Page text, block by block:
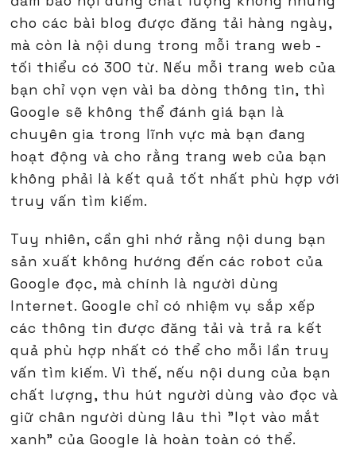
cho các bài blog được đăng tải hàng ngày,
mà còn là nội dung trong mỗi trang web -
tối thiểu có 300 từ. Nếu mỗi trang web của
bạn chỉ vọn vẹn vài ba dòng thông tin, thì
Google sẽ không thể đánh giá bạn là
chuyên gia trong lĩnh vực mà bạn đang
hoạt động và cho rằng trang web của bạn
không phải là kết quả tốt nhất phù hợp với
truy vấn tìm kiếm.
Tuy nhiên, cần ghi nhớ rằng nội dung bạn
sản xuất không hướng đến các robot của
Google đọc, mà chính là người dùng
Internet. Google chỉ có nhiệm vụ sắp xếp
các thông tin được đăng tải và trả ra kết
quả phù hợp nhất có thể cho mỗi lần truy
vấn tìm kiếm. Vì thế, nếu nội dung của bạn
chất lượng, thu hút người dùng vào đọc và
giữ chân người dùng lâu thì "lọt vào mắt
xanh" của Google là hoàn toàn có thể.